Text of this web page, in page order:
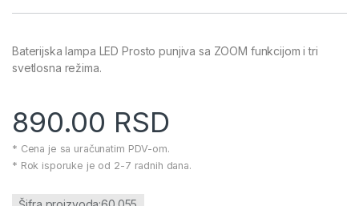
Baterijska lampa LED Prosto punjiva sa ZOOM funkcijom i tri
svetlosna režima.
890.00 RSD
* Cena je sa uračunatim PDV-om.
* Rok isporuke je od 2-7 radnih dana.